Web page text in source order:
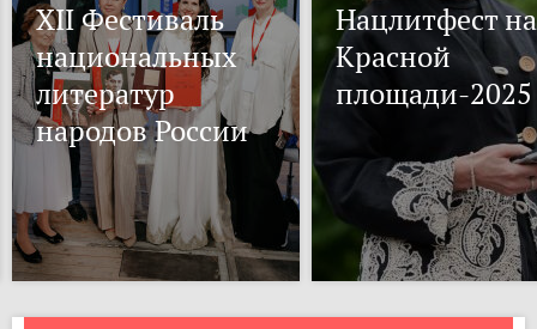
XII Фестиваль
национальных
литератур
народов России
Нацлитфест на
Красной
площади-2025